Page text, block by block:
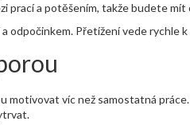
prací a potěšením, takže budete
odpočinkem. Přetížení vede rychle
motivovat víc než samostatná